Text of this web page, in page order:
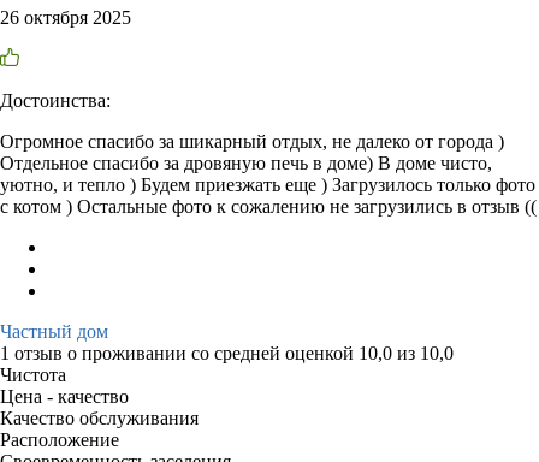
26 октября 2025
Достоинства:
Огромное спасибо за шикарный отдых, не далеко от города )
Отдельное спасибо за дровяную печь в доме) В доме чисто,
уютно, и тепло ) Будем приезжать еще ) Загрузилось только фото
с котом ) Остальные фото к сожалению не загрузились в отзыв ((
Частный дом
1 отзыв о проживании со средней оценкой 10,0 из 10,0
Чистота
Цена - качество
Качество обслуживания
Расположение